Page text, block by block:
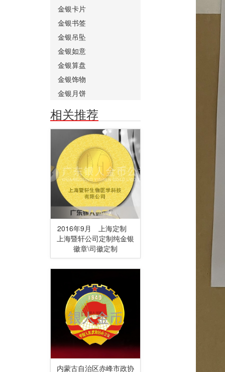
金银卡片
金银书签
金银吊坠
金银如意
金银算盘
金银饰物
金银月饼
相关推荐
2016年9月 上海定制
上海暨轩公司定制纯金银
徽章\司徽定制
内蒙古自治区赤峰市政协